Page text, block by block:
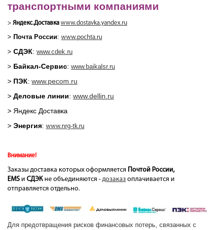
транспортными компаниями
> Яндекс.Доставка www.dostavka.yandex.ru
> Почта России: www.pochta.ru
> СДЭК: www.cdek.ru
> Байкал-Сервис: www.baikalsr.ru
> ПЭК: www.pecom.ru
> Деловые линии: www.dellin.ru
> Яндекс Доставка
> Энергия: www.nrg-tk.ru
Внимание!
Заказы доставка которых оформляется Почтой России,
EMS и СДЭК не объединяются - дозаказ оплачивается и
отправляется отдельно.
Для предотвращения рисков финансовых потерь, связанных с